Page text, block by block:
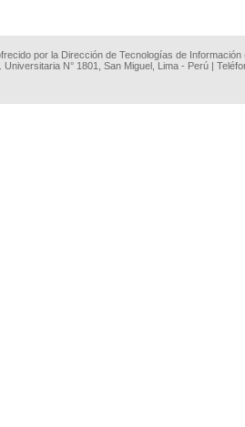
por la Dirección de Tecnologías de
Universitaria N° 1801, San Miguel, Lima - Perú |